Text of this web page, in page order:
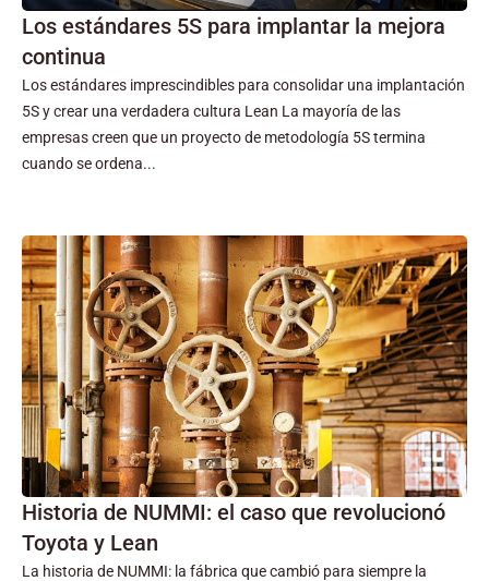
Los estándares 5S para implantar la mejora
continua
Los estándares imprescindibles para consolidar una implantación
5S y crear una verdadera cultura Lean La mayoría de las
empresas creen que un proyecto de metodología 5S termina
cuando se ordena...
Historia de NUMMI: el caso que revolucionó
Toyota y Lean
La historia de NUMMI: la fábrica que cambió para siempre la